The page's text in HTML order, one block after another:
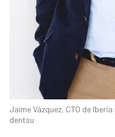
Jaime Vázquez, CTO de
dentsu